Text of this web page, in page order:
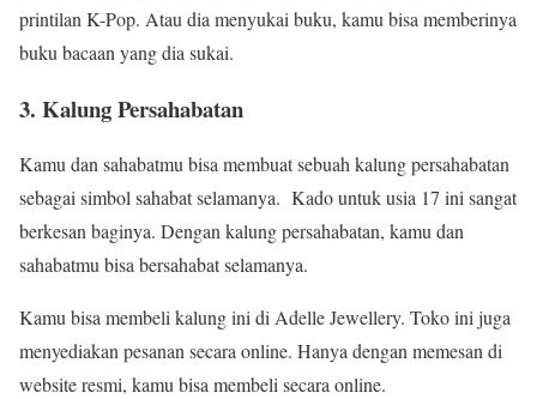
printilan K-Pop. Atau dia menyukai buku, kamu bisa memberinya
buku bacaan yang dia sukai.
3. Kalung Persahabatan
Kamu dan sahabatmu bisa membuat sebuah kalung persahabatan
sebagai simbol sahabat selamanya. Kado untuk usia 17 ini sangat
berkesan baginya. Dengan kalung persahabatan, kamu dan
sahabatmu bisa bersahabat selamanya.
Kamu bisa membeli kalung ini di Adelle Jewellery. Toko ini juga
menyediakan pesanan secara online. Hanya dengan memesan di
website resmi, kamu bisa membeli secara online.